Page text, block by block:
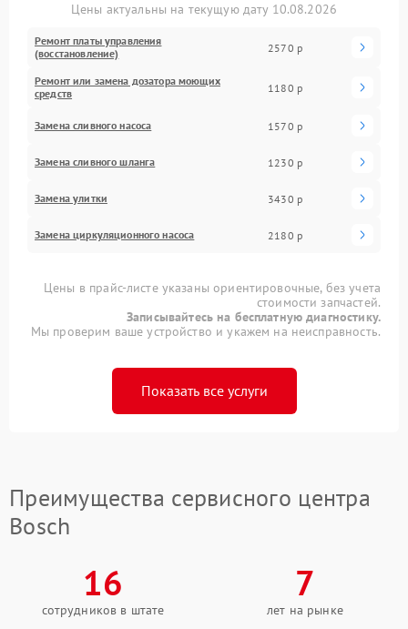
Цены актуальны на текущую дату 10.08.2026
Ремонт платы управления
(восстановление)
2570 р
Ремонт или замена дозатора моющих
средств
1180 р
Замена сливного насоса 1570 р
Замена сливного шланга 1230 р
Замена улитки 3430 р
Замена циркуляционного насоса 2180 р
Цены в прайс-листе указаны ориентировочные, без учета
стоимости запчастей.
Записывайтесь на бесплатную диагностику.
Мы проверим ваше устройство и укажем на неисправность.
Показать все услуги
Преимущества сервисного центра
Bosch
16
сотрудников в штате
7
лет на рынке